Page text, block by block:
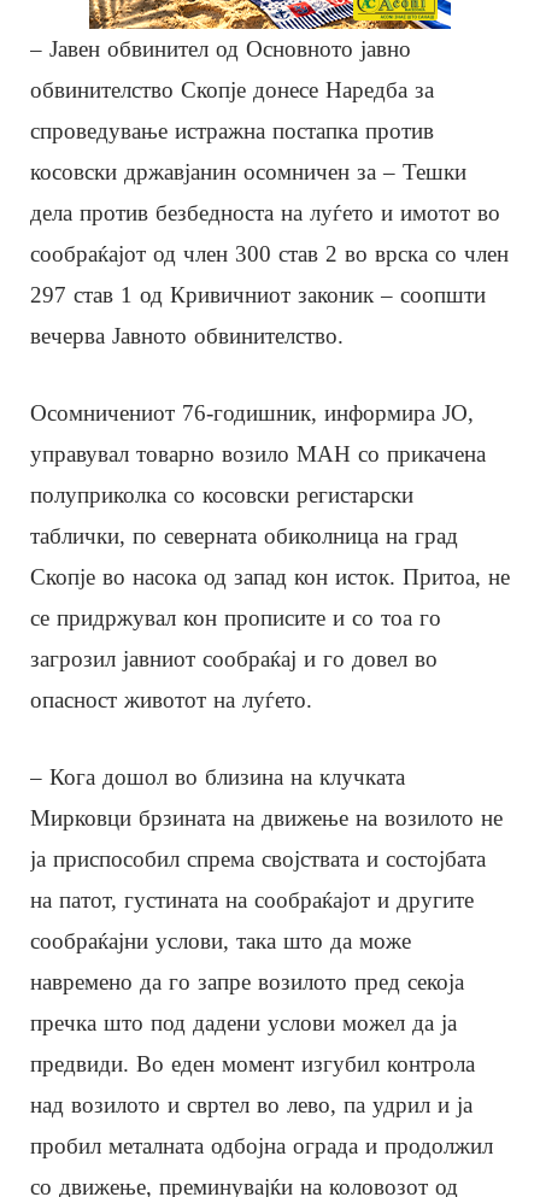
– Јавен обвинител од Основното јавно
обвинителство Скопје донесе Наредба за
спроведување истражна постапка против
косовски државјанин осомничен за – Тешки
дела против безбедноста на луѓето и имотот во
сообраќајот од член 300 став 2 во врска со член
297 став 1 од Кривичниот законик – соопшти
вечерва Јавното обвинителство.
Осомничениот 76-годишник, информира ЈО,
управувал товарно возилo МАН со прикачена
полуприколка со косовски регистарски
таблички, по северната обиколница на град
Скопје во насока од запад кон исток. Притоа, не
се придржувал кон прописите и со тоа го
загрозил јавниот сообраќај и го довел во
опасност животот на луѓето.
– Кога дошол во близина на клучката
Мирковци брзината на движење на возилото не
ја приспособил спрема својствата и состојбата
на патот, густината на сообраќајот и другите
сообраќајни услови, така што да може
навремено да го запре возилото пред секоја
пречка што под дадени услови можел да ја
предвиди. Во еден момент изгубил контрола
над возилото и свртел во лево, па удрил и ја
пробил металната одбојна ограда и продолжил
со движење, преминувајќи на коловозот од